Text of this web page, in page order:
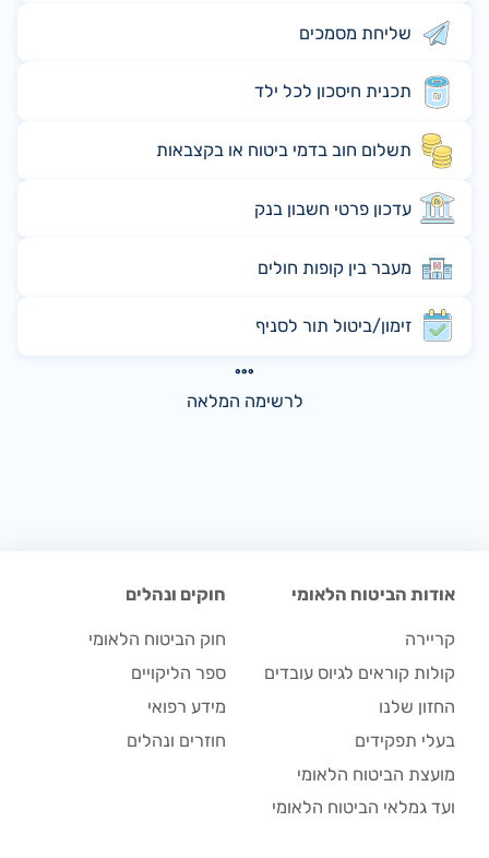
שליחת מסמכים
תכנית חיסכון לכל ילד
תשלום חוב בדמי ביטוח או בקצבאות
עדכון פרטי חשבון בנק
מעבר בין קופות חולים
זימון/ביטול תור לסניף
לרשימה המלאה
אודות הביטוח הלאומי
קריירה
קולות קוראים לגיוס עובדים
החזון שלנו
בעלי תפקידים
מועצת הביטוח הלאומי
ועד גמלאי הביטוח הלאומי
חוקים ונהלים
חוק הביטוח הלאומי
ספר הליקויים
מידע רפואי
חוזרים ונהלים